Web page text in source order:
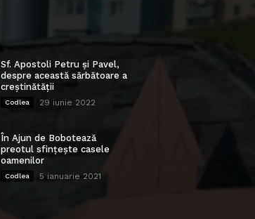
Sf. Apostoli Petru și Pavel,
despre această sărbătoare a
creștinătății
Codlea 29 iunie 2022
În Ajun de Bobotează
preotul sfințește casele
oamenilor
Codlea 5 ianuarie 2021